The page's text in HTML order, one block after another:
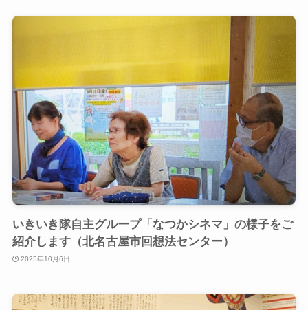
いきいき隊自主グループ「なつかシネマ」の様子をご
紹介します（北名古屋市回想法センター）
2025年10月6日